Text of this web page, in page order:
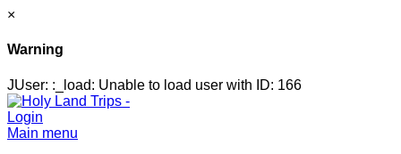
×
Warning
JUser: :_load: Unable to load user with ID: 166
Login
Main menu